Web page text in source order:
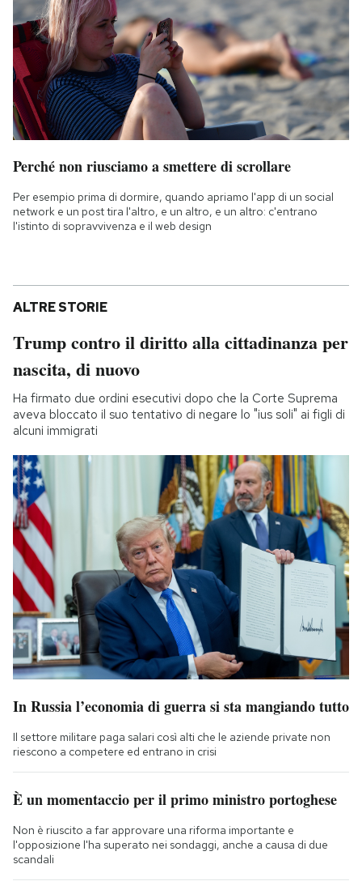
Perché non riusciamo a smettere di scrollare
Per esempio prima di dormire, quando apriamo l'app di un social
network e un post tira l'altro, e un altro, e un altro: c'entrano
l'istinto di sopravvivenza e il web design
ALTRE STORIE
Trump contro il diritto alla cittadinanza per
nascita, di nuovo
Ha firmato due ordini esecutivi dopo che la Corte Suprema
aveva bloccato il suo tentativo di negare lo "ius soli" ai figli di
alcuni immigrati
In Russia l’economia di guerra si sta mangiando tutto
Il settore militare paga salari così alti che le aziende private non
riescono a competere ed entrano in crisi
È un momentaccio per il primo ministro portoghese
Non è riuscito a far approvare una riforma importante e
l'opposizione l'ha superato nei sondaggi, anche a causa di due
scandali